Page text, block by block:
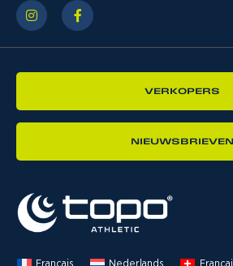
VERKOPERS
NIEUWSBRIEVEN
Français Nederlands